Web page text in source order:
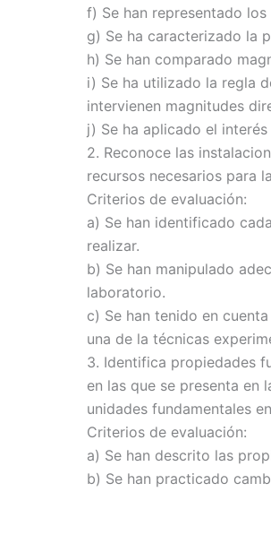
f) Se han representado
g) Se ha caracterizado la
h) Se han comparado
i) Se ha utilizado la regla
intervienen magnitudes
j) Se ha aplicado el
2. Reconoce las
recursos necesarios para
Criterios de evaluación:
a) Se han identificado
realizar.
b) Se han manipulado
laboratorio.
c) Se han tenido en
una de la técnicas
3. Identifica propiedades
en las que se presenta en
unidades fundamentales
Criterios de evaluación:
a) Se han descrito las
b) Se han practicado